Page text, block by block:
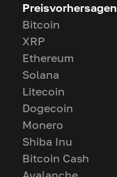
Preisvorhersagen
Bitcoin
XRP
Ethereum
Solana
Litecoin
Dogecoin
Monero
Shiba Inu
Bitcoin Cash